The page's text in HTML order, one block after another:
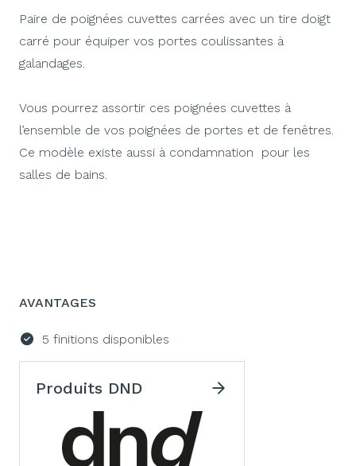
Paire de poignées cuvettes carrées avec un tire doigt
carré pour équiper vos portes coulissantes à
galandages.
Vous pourrez assortir ces poignées cuvettes à
l’ensemble de vos poignées de portes et de fenêtres.
Ce modèle existe aussi à condamnation pour les
salles de bains.
AVANTAGES
5 finitions disponibles
Produits DND